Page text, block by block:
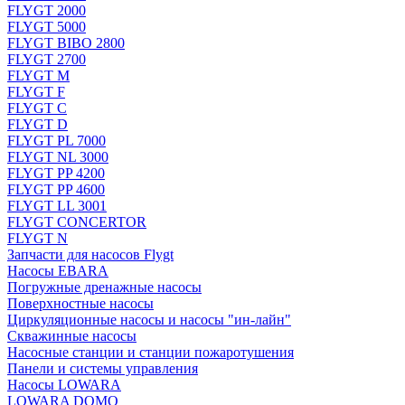
FLYGT 2000
FLYGT 5000
FLYGT BIBO 2800
FLYGT 2700
FLYGT M
FLYGT F
FLYGT C
FLYGT D
FLYGT PL 7000
FLYGT NL 3000
FLYGT PP 4200
FLYGT PP 4600
FLYGT LL 3001
FLYGT CONCERTOR
FLYGT N
Запчасти для насосов Flygt
Насосы EBARA
Погружные дренажные насосы
Поверхностные насосы
Циркуляционные насосы и насосы "ин-лайн"
Скважинные насосы
Насосные станции и станции пожаротушения
Панели и системы управления
Насосы LOWARA
LOWARA DOMO